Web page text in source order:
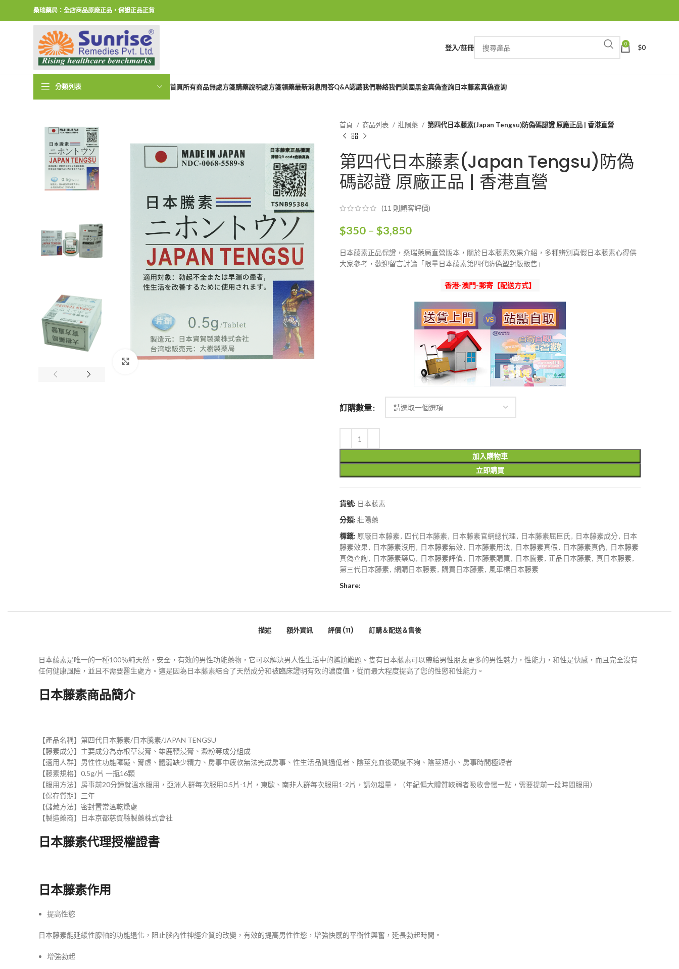
桑瑞藥局：全店商品原廠正品，保證正品正貨
登入/註冊 0 $0
分類列表 首頁所有商品無處方箋購藥說明處方箋領藥最新消息問答Q&A認識我們聯絡我們美國黑金真偽查詢日本藤素真偽查詢
Click to enlarge
首頁 商品列表 壯陽藥 第四代日本藤素(Japan Tengsu)防偽碼認證 原廠正品 | 香港直營
第四代日本藤素(Japan Tengsu)防偽
碼認證 原廠正品 | 香港直營
(11 則顧客評價)
$350 – $3,850價
範
圍：
$3,850
日本藤素正品保證，桑瑞藥局直營版本，關於日本藤素效果介紹，多種辨別真假日本藤素心得供
大家參考，歡迎留言討論「限量日本藤素第四代防偽塑封版販售」
香港-澳門-郵寄【配送方式】
訂購數量
加入購物車
立即購買
貨號: 日本藤素
分類: 壯陽藥
標籤: 原廠日本藤素, 四代日本藤素, 日本藤素官網總代理, 日本藤素屈臣氏, 日本藤素成分, 日本
藤素效果, 日本藤素沒用 , 日本藤素無效, 日本藤素用法, 日本藤素真假, 日本藤素真偽, 日本藤素
真偽查詢, 日本藤素藥局, 日本藤素評價, 日本藤素購買, 日本騰素, 正品日本藤素, 真日本藤素,
第三代日本藤素, 網購日本藤素, 購買日本藤素, 風車標日本藤素
Share:
描述 額外資訊 評價 (11) 訂購＆配送＆售後
日本藤素是唯一的一種100％純天然，安全，有效的男性功能藥物，它可以解決男人性生活中的尷尬難題。隻有日本藤素可以帶給男性朋友更多的男性魅力，性能力，和性是快感，而且完全沒有
任何健康風險，並且不需要醫生處方。這是因為日本藤素結合了天然成分和被臨床證明有效的濃度值，從而最大程度提高了您的性慾和性能力。
日本藤素商品簡介
【產品名稱】第四代日本藤素/日本騰素/JAPAN TENGSU
【藤素成分】主要成分為赤根草浸膏、雄鹿鞭浸膏、澱粉等成分組成
【適用人群】男性性功能障礙、腎虛、體弱缺少精力、房事中疲軟無法完成房事、性生活品質過低者、陰莖充血後硬度不夠、陰莖短小、房事時間極短者
【藤素規格】0.5g/片 一瓶16顆
【服用方法】房事前20分鐘就溫水服用，亞洲人群每次服用0.5片-1片，東歐、南非人群每次服用1-2片，請勿超量，（年紀偏大體質較弱者吸收會慢一點，需要提前一段時間服用）
【保存質期】三年
【儲藏方法】密封置常溫乾燥處
【製造藥商】日本京都慈賀縣製藥株式會社
日本藤素代理授權證書
日本藤素作用
提高性慾
日本藤素能延緩性腺軸的功能退化，阻止腦內性神經介質的改變，有效的提高男性性慾，增強快感的平衡性興奮，延長勃起時間。
增強勃起